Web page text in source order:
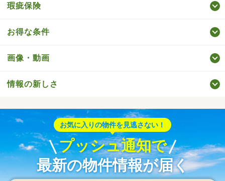
瑕疵保険
お得な条件
画像・動画
情報の新しさ
お気に入りの物件を見逃さない！
プッシュ通知で
最新の物件情報が届く